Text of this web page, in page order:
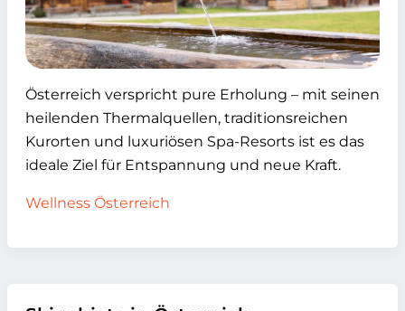
Österreich verspricht pure Erholung – mit seinen
heilenden Thermalquellen, traditionsreichen
Kurorten und luxuriösen Spa-Resorts ist es das
ideale Ziel für Entspannung und neue Kraft.
Wellness Österreich